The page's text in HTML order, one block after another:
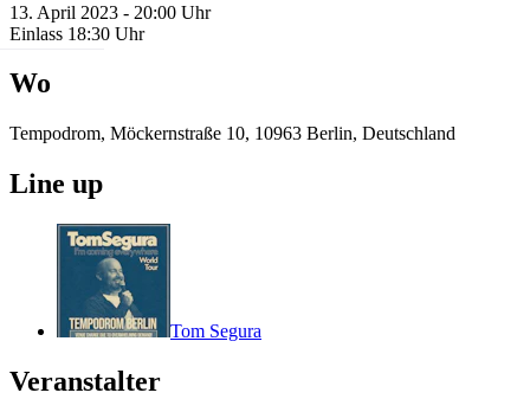
13. April 2023 - 20:00 Uhr
Einlass 18:30 Uhr
Wo
Tempodrom, Möckernstraße 10, 10963 Berlin, Deutschland
Line up
Tom Segura
Veranstalter